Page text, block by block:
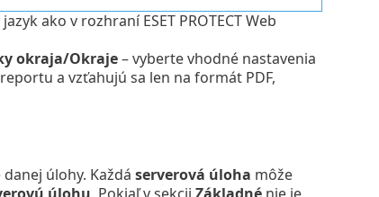
ako v rozhraní ESET PROTECT Web
okraja/Okraje– vyberte vhodné nastavenia
a vzťahujú sa len na formát PDF,
úlohy. Každá serverová úloha môže